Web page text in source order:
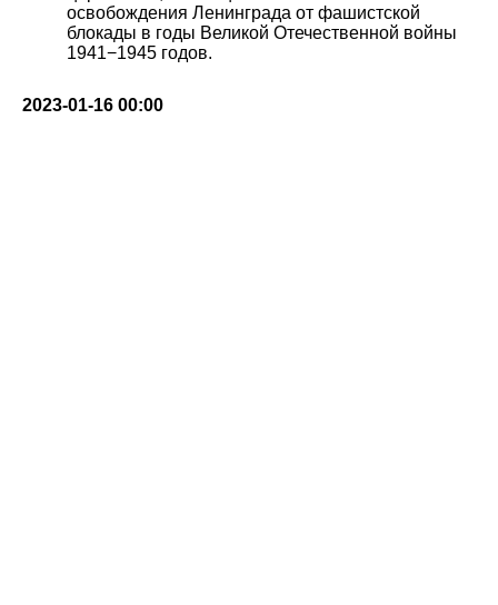
освобождения Ленинграда от фашистской
блокады в годы Великой Отечественной войны
1941−1945 годов.
2023-01-16 00:00